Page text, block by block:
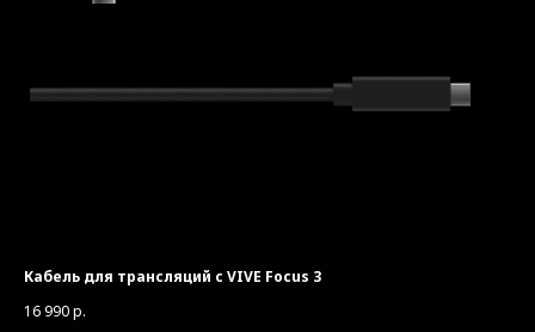
Кабель для трансляций с VIVE Focus 3
16 990р.